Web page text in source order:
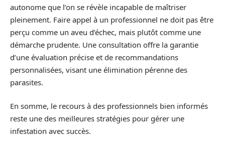
autonome que l’on se révèle incapable de maîtriser
pleinement. Faire appel à un professionnel ne doit pas être
perçu comme un aveu d’échec, mais plutôt comme une
démarche prudente. Une consultation offre la garantie
d’une évaluation précise et de recommandations
personnalisées, visant une élimination pérenne des
parasites.
En somme, le recours à des professionnels bien informés
reste une des meilleures stratégies pour gérer une
infestation avec succès.